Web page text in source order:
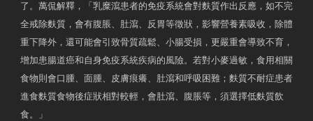
了。萬侃解釋，「乳糜瀉患者的免疫系統會對麩質作出反應，如不完
全戒除麩質，會有腹脹、肚瀉、反胃等徵狀，影響營養素吸收，除體
重下降外，還可能會引致骨質疏鬆、小腸受損，更嚴重會導致不育，
增加患腸道癌和自身免疫系統疾病的風險。若對小麥過敏，食用相關
食物則會口腫、面腫、皮膚痕癢、肚瀉和呼吸困難；麩質不耐症患者
進食麩質食物後症狀相對較輕，會肚瀉、腹脹等，須選擇低麩質飲
食。」